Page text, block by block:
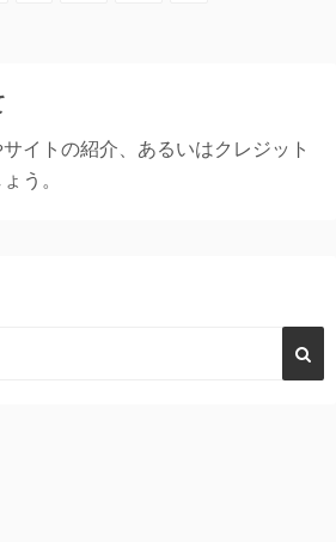
イトの紹介、あるいはクレジット
う。